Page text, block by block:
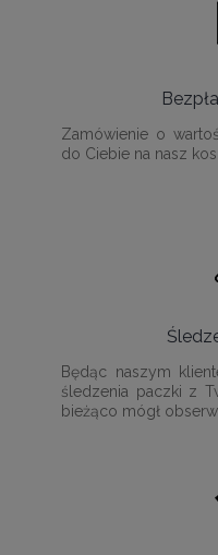
Zamówienie o
do Ciebie na nasz
Będąc naszym
śledzenia paczki z
bieżąco mógł